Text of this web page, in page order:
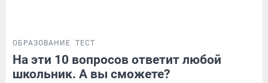
ОБРАЗОВАНИЕ ТЕСТ
На эти 10 вопросов ответит любой
школьник. А вы сможете?